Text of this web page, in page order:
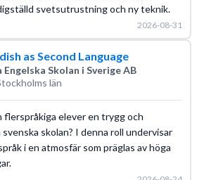
svetsutrustning och ny teknik.
2026-08-31
as Second Language
Skolan i Sverige AB
län
flerspråkiga elever en trygg och
skolan? I denna roll undervisar
i en atmosfär som präglas av höga